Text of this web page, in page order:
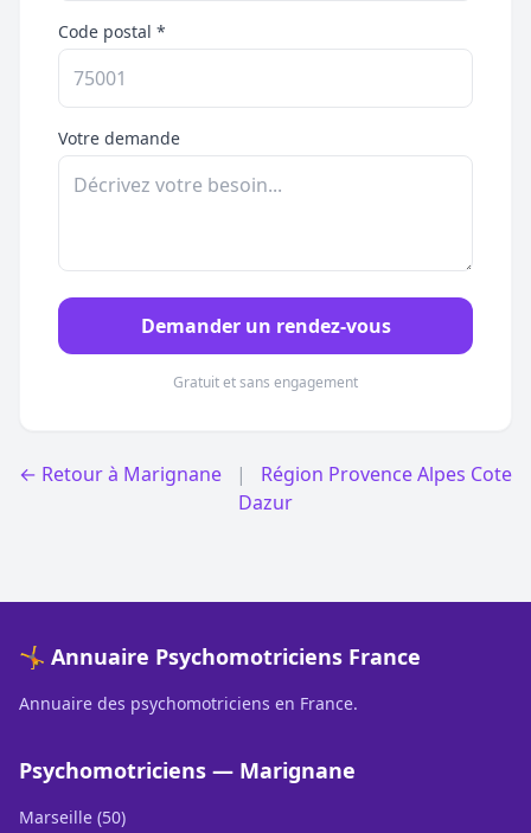
Code postal *
Votre demande
Demander un rendez-vous
Gratuit et sans engagement
← Retour à Marignane |
Région Provence Alpes Cote
Dazur
🤸 Annuaire Psychomotriciens France
Annuaire des psychomotriciens en France.
Psychomotriciens — Marignane
Marseille (50)